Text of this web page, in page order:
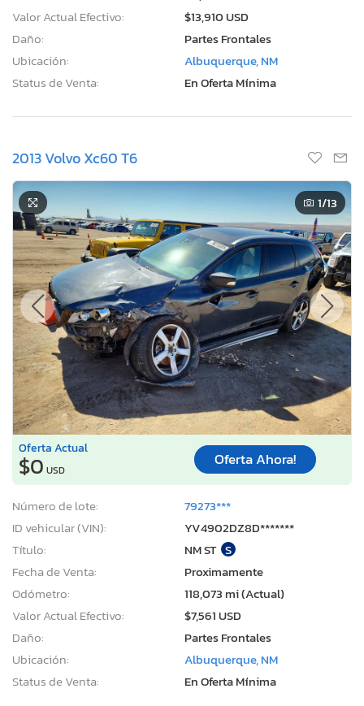
Valor Actual Efectivo:
$13,910 USD
Daño:
Partes Frontales
Ubicación:
Albuquerque, NM
Status de Venta:
En Oferta Mínima
2013 Volvo Xc60 T6
1/13
Oferta Actual
$0 USD
Oferta Ahora!
Número de lote:
79273***
ID vehicular (VIN):
YV4902DZ8D*******
Título:
NM ST S
Fecha de Venta:
Proximamente
Odómetro:
118,073 mi (Actual)
Valor Actual Efectivo:
$7,561 USD
Daño:
Partes Frontales
Ubicación:
Albuquerque, NM
Status de Venta:
En Oferta Mínima